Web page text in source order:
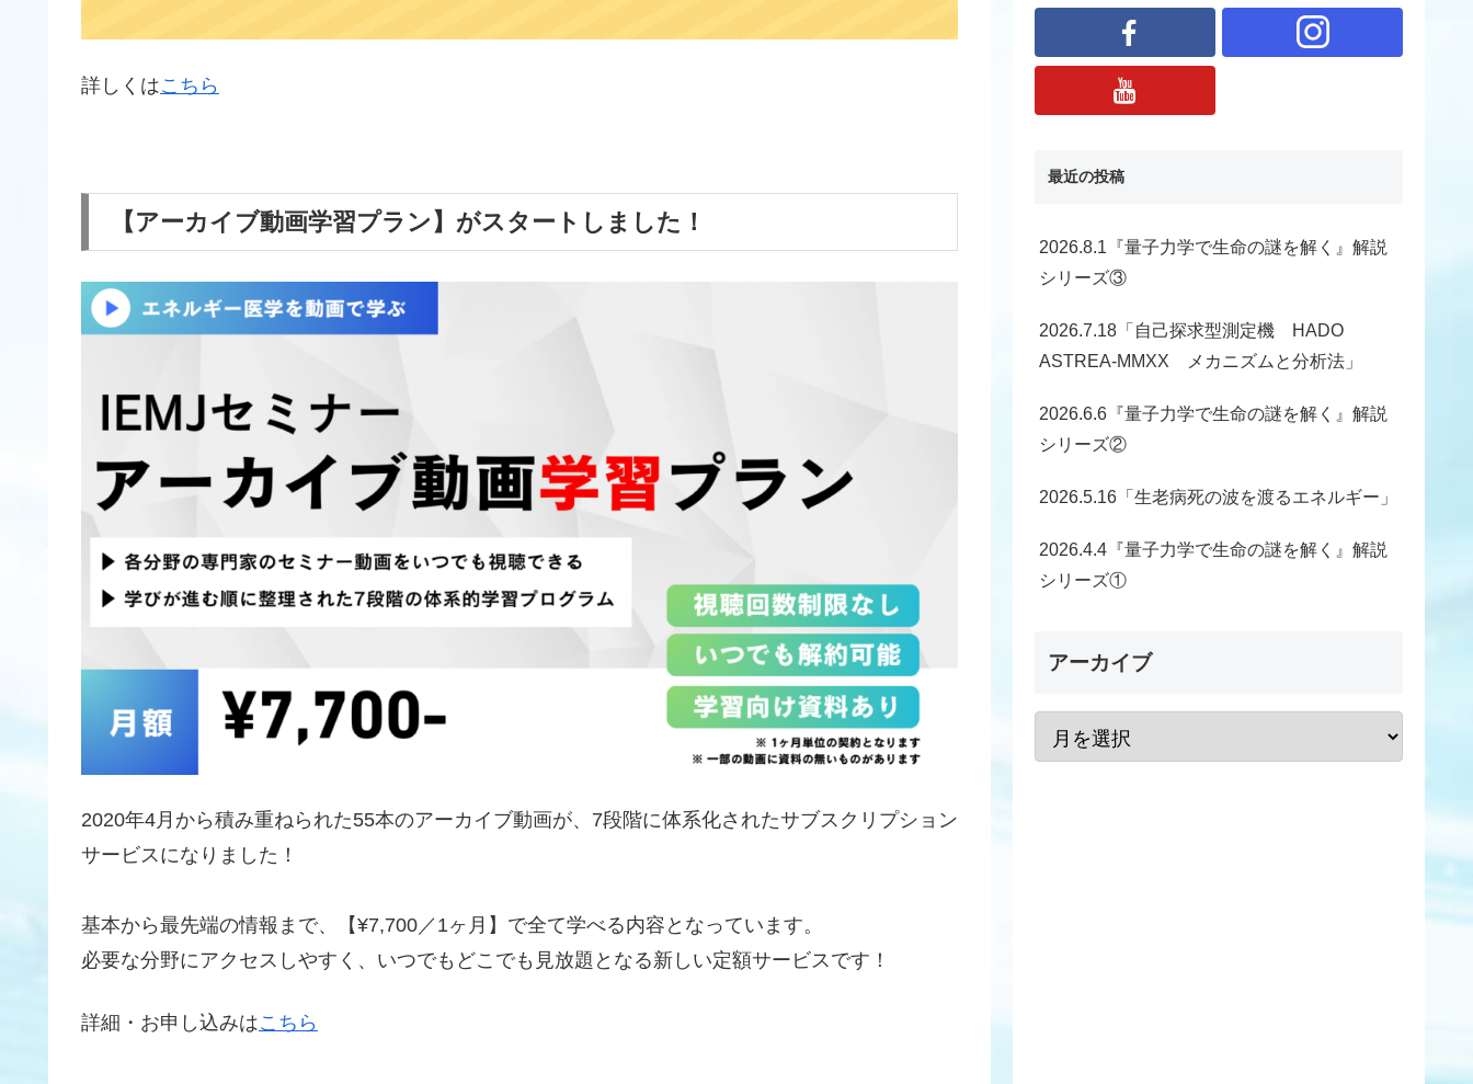
詳しくはこちら
【アーカイブ動画学習プラン】 がスタートしました！
2020年4月から積み重ねられた55本のアーカイブ動画が、7段階に体系化されたサブスクリプション
サービスになりました！
基本から最先端の情報まで、【¥7,700／1ヶ月】で全て学べる内容となっています。
必要な分野にアクセスしやすく、いつでもどこでも見放題となる新しい定額サービスです！
詳細・お申し込みはこちら
最近の投稿
2026.8.1『量子力学で生命の謎を解く』解説
シリーズ③
2026.7.18「自己探求型測定機 HADO
ASTREA-MMXX メカニズムと分析法」
2026.6.6『量子力学で生命の謎を解く』解説
シリーズ②
2026.5.16「生老病死の波を渡るエネルギー」
2026.4.4『量子力学で生命の謎を解く』解説
シリーズ①
アーカイブ